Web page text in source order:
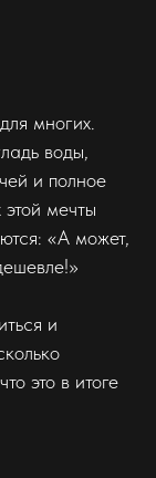
многих.
воды,
и полное
этой мечты
«А может,
и
это в итоге